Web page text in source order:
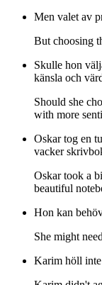
Men valet av
But choosing
Skulle hon
känsla och
Should she
with more
Oskar tog en
vacker
Oskar took a
beautiful
Hon kan
She might
Karim höll inte